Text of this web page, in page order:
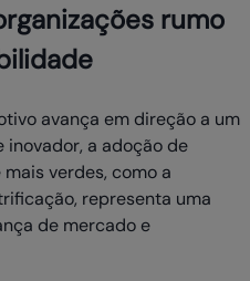
rumo
avança em direção a um
a adoção de
verdes, como a
representa uma
de mercado e